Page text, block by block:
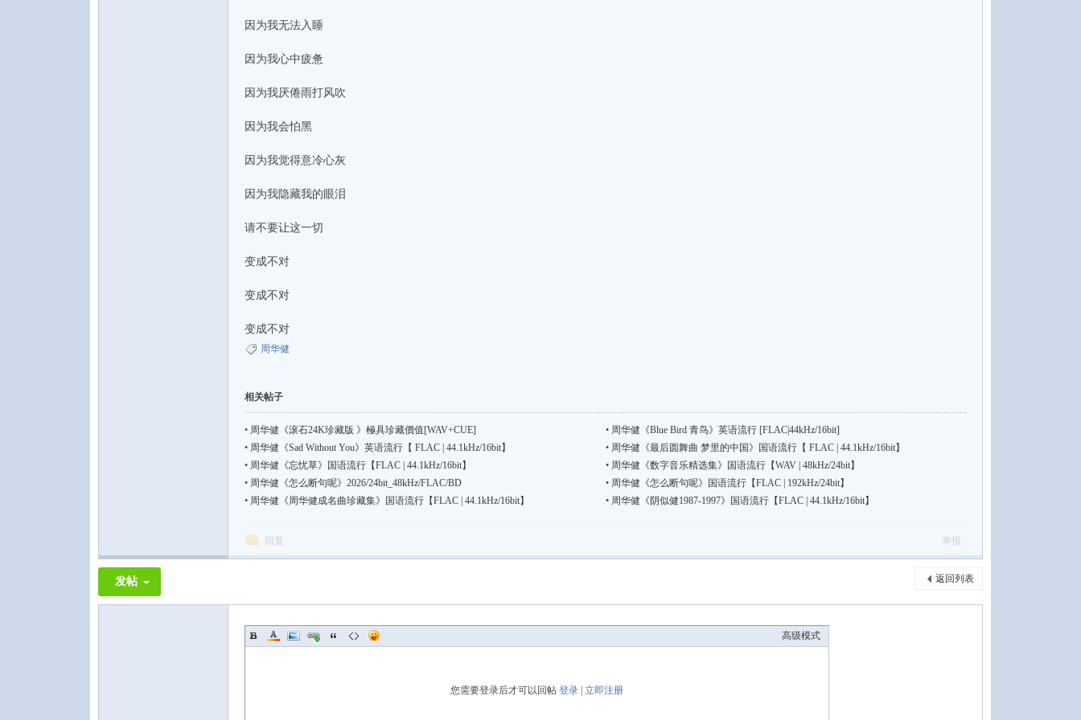
因为我无法入睡
因为我心中疲惫
因为我厌倦雨打风吹
因为我会怕黑
因为我觉得意冷心灰
因为我隐藏我的眼泪
请不要让这一切
变成不对
变成不对
变成不对
周华健
相关帖子
• 周华健《滚石24K珍藏版 》極具珍藏價值[WAV+CUE] • 周华健《Blue Bird 青鸟》英语流行 [FLAC|44kHz/16bit]
• 周华健《Sad Without You》英语流行【 FLAC | 44.1kHz/16bit】 • 周华健《最后圆舞曲 梦里的中国》国语流行【 FLAC | 44.1kHz/16bit】
• 周华健《忘忧草》国语流行【FLAC | 44.1kHz/16bit】 • 周华健《数字音乐精选集》国语流行【WAV | 48kHz/24bit】
• 周华健《怎么断句呢》2026/24bit_48kHz/FLAC/BD • 周华健《怎么断句呢》国语流行【FLAC | 192kHz/24bit】
• 周华健《周华健成名曲珍藏集》国语流行【FLAC | 44.1kHz/16bit】 • 周华健《阴似健1987-1997》国语流行【FLAC | 44.1kHz/16bit】
回复 举报
返回列表
发帖
高级模式
您需要登录后才可以回帖 登录 立即注册